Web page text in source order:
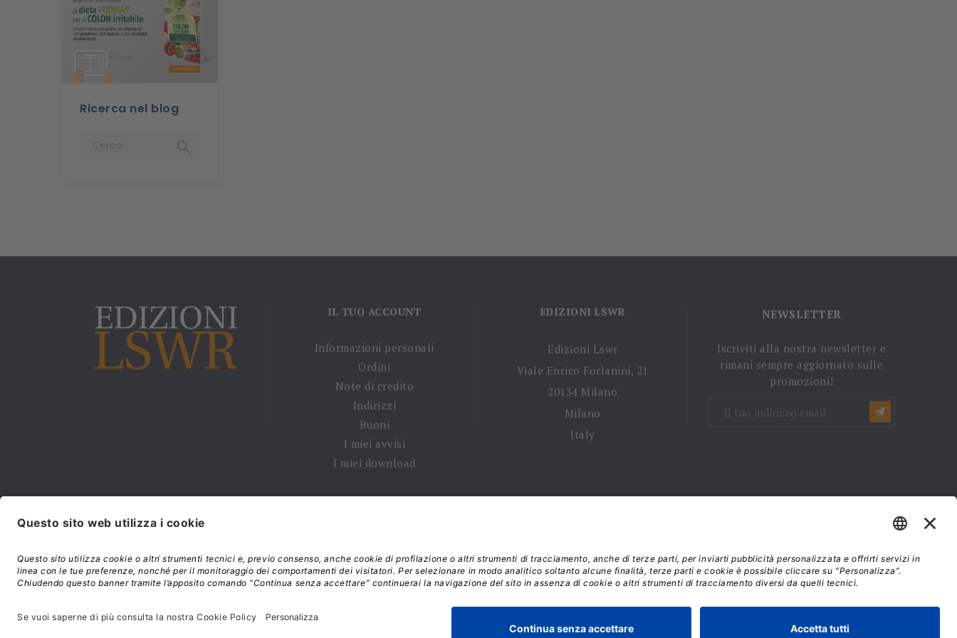
Ricerca nel blog
IL TUO ACCOUNT
Informazioni personali
Ordini
Note di credito
Indirizzi
Buoni
I miei avvisi
I miei download
EDIZIONI LSWR
Edizioni Lswr
Viale Enrico Forlanini, 21
20134 Milano
Milano
Italy
NEWSLETTER
Iscriviti alla nostra newsletter e
rimani sempre aggiornato sulle
promozioni!
© 2026 - La Tribuna S.r.l. | P.IVA 01702840180 | C.F. 01107460337
Responsabile della Protezione dei Dati: dpo@lswr.it
Viale Enrico Forlanini, 21 - 20134 Milano (MI)